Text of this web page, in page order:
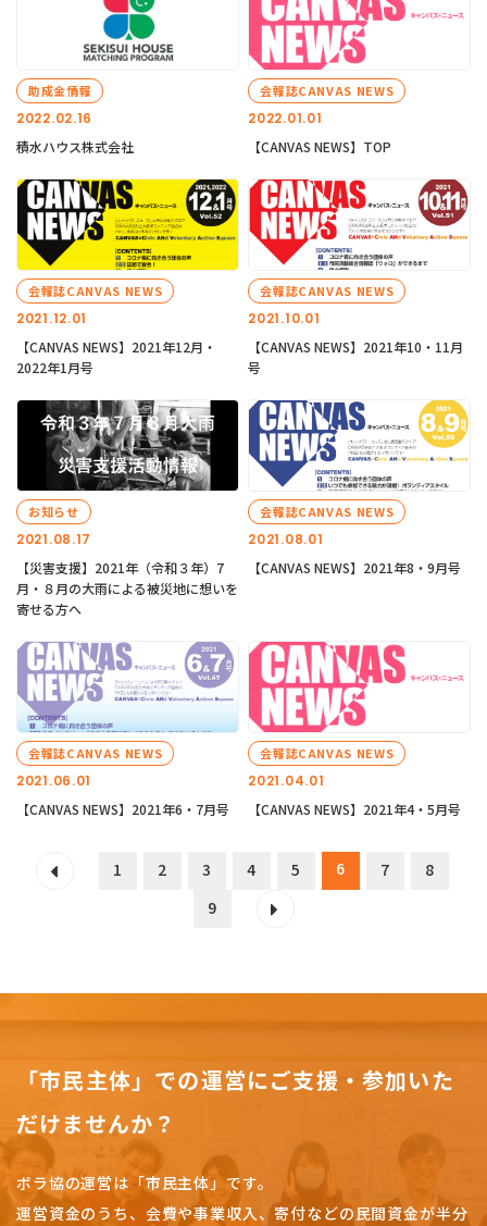
2022.02.16
助成金情報
積水ハウス株式会社
2022.01.01
会報誌CANVAS NEWS
【CANVAS NEWS】TOP
2021.12.01
会報誌CANVAS NEWS
【CANVAS NEWS】2021年12月・
2022年1月号
2021.10.01
会報誌CANVAS NEWS
【CANVAS NEWS】2021年10・11月
号
2021.08.17
お知らせ
【災害支援】2021年（令和３年）7
月・８月の大雨による被災地に想いを
寄せる方へ
2021.08.01
会報誌CANVAS NEWS
【CANVAS NEWS】2021年8・9月号
2021.06.01
会報誌CANVAS NEWS
【CANVAS NEWS】2021年6・7月号
2021.04.01
会報誌CANVAS NEWS
【CANVAS NEWS】2021年4・5月号
1 2 3 4 5 6 7
8
9
「市民主体」での運営にご支援・参加いた
だけませんか？
ボラ協の運営は「市民主体」です。
運営資金のうち、会費や事業収入、寄付などの民間資金が半分